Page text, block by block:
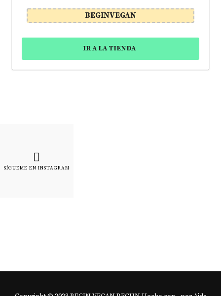
BEGINVEGAN
IR A LA TIENDA
SÍGUEME EN INSTAGRAM